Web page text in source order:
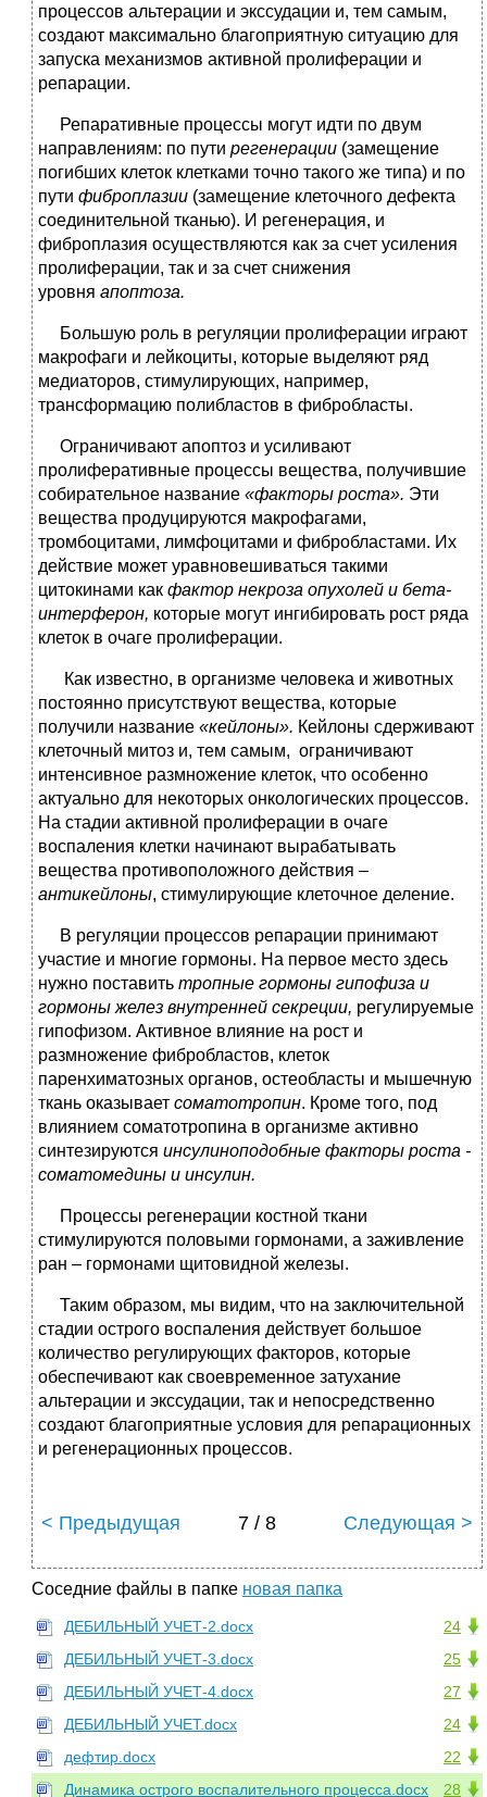
процессов альтерации и экссудации и, тем самым,
создают максимально благоприятную ситуацию для
запуска механизмов активной пролиферации и
репарации.
Репаративные процессы могут идти по двум
направлениям: по пути регенерации (замещение
погибших клеток клетками точно такого же типа) и по
пути фиброплазии (замещение клеточного дефекта
соединительной тканью). И регенерация, и
фиброплазия осуществляются как за счет усиления
пролиферации, так и за счет снижения
уровня апоптоза.
Большую роль в регуляции пролиферации играют
макрофаги и лейкоциты, которые выделяют ряд
медиаторов, стимулирующих, например,
трансформацию полибластов в фибробласты.
Ограничивают апоптоз и усиливают
пролиферативные процессы вещества, получившие
собирательное название «факторы роста». Эти
вещества продуцируются макрофагами,
тромбоцитами, лимфоцитами и фибробластами. Их
действие может уравновешиваться такими
цитокинами как фактор некроза опухолей и бета-
интерферон, которые могут ингибировать рост ряда
клеток в очаге пролиферации.
Как известно, в организме человека и животных
постоянно присутствуют вещества, которые
получили название «кейлоны». Кейлоны сдерживают
клеточный митоз и, тем самым, ограничивают
интенсивное размножение клеток, что особенно
актуально для некоторых онкологических процессов.
На стадии активной пролиферации в очаге
воспаления клетки начинают вырабатывать
вещества противоположного действия –
антикейлоны, стимулирующие клеточное деление.
В регуляции процессов репарации принимают
участие и многие гормоны. На первое место здесь
нужно поставить тропные гормоны гипофиза и
гормоны желез внутренней секреции, регулируемые
гипофизом. Активное влияние на рост и
размножение фибробластов, клеток
паренхиматозных органов, остеобласты и мышечную
ткань оказывает соматотропин. Кроме того, под
влиянием соматотропина в организме активно
синтезируются инсулиноподобные факторы роста -
соматомедины и инсулин.
Процессы регенерации костной ткани
стимулируются половыми гормонами, а заживление
ран – гормонами щитовидной железы.
Таким образом, мы видим, что на заключительной
стадии острого воспаления действует большое
количество регулирующих факторов, которые
обеспечивают как своевременное затухание
альтерации и экссудации, так и непосредственно
создают благоприятные условия для репарационных
и регенерационных процессов.
< Предыдущая 7 / 8 Следующая >
Соседние файлы в папке новая папка
24
ДЕБИЛЬНЫЙ УЧЕТ-2.docx
25
ДЕБИЛЬНЫЙ УЧЕТ-3.docx
27
ДЕБИЛЬНЫЙ УЧЕТ-4.docx
24
ДЕБИЛЬНЫЙ УЧЕТ.docx
22
дефтир.docx
28
Динамика острого воспалительного процесса.docx